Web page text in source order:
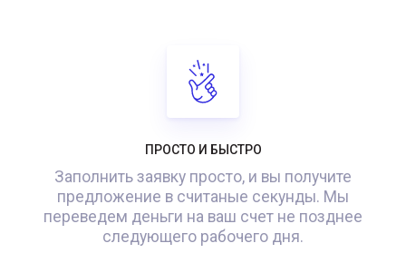
ПРОСТО И БЫСТРО
Заполнить заявку просто, и вы получите
предложение в считаные секунды. Мы
переведем деньги на ваш счет не позднее
следующего рабочего дня.